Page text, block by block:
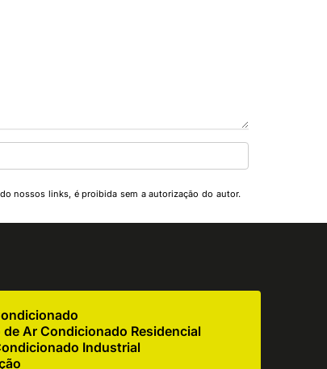
nossos links, é proibida sem a autorização do autor.
Ar Condicionado Residencial
Industrial